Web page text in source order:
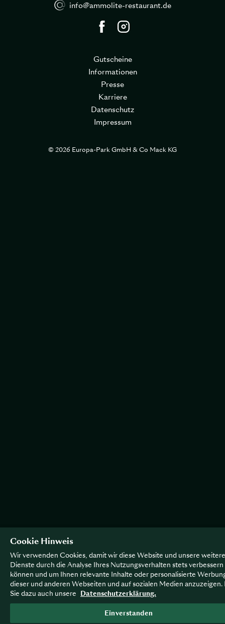
info@ammolite-restaurant.de
Gutscheine
Informationen
Presse
Karriere
Datenschutz
Impressum
© 2026 Europa-Park GmbH & Co Mack KG
Cookie Hinweis
Wir verwenden Cookies, damit wir diese Website und unsere
Dienste durch die Analyse Ihres Nutzungsverhalten stets verbessern
können und um Ihnen relevante Inhalte oder personalisierte
dieser und anderen Webseiten und auf sozialen Medien anzuzeigen.
Sie dazu auch unsere Datenschutzerklärung.
Einverstanden